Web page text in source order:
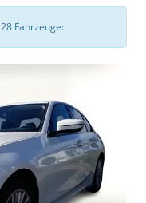
28 Fahrzeuge: